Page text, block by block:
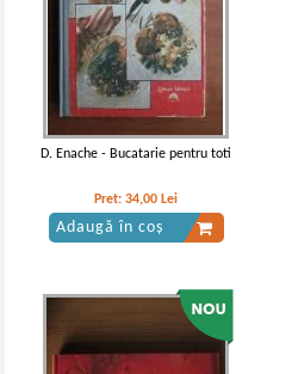
D. Enache - Bucatarie pentru toti
Pret:34,00 Lei
Adaugă în coș